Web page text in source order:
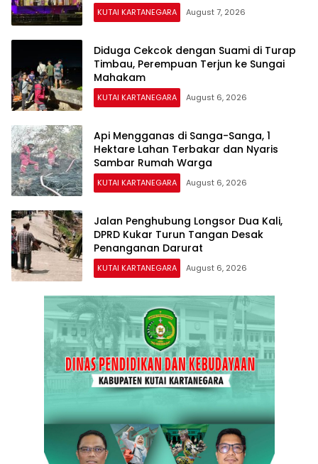
KUTAI KARTANEGARA August 7, 2026
Diduga Cekcok dengan Suami di Turap
Timbau, Perempuan Terjun ke Sungai
Mahakam
KUTAI KARTANEGARA August 6, 2026
Api Mengganas di Sanga-Sanga, 1
Hektare Lahan Terbakar dan Nyaris
Sambar Rumah Warga
KUTAI KARTANEGARA August 6, 2026
Jalan Penghubung Longsor Dua Kali,
DPRD Kukar Turun Tangan Desak
Penanganan Darurat
KUTAI KARTANEGARA August 6, 2026